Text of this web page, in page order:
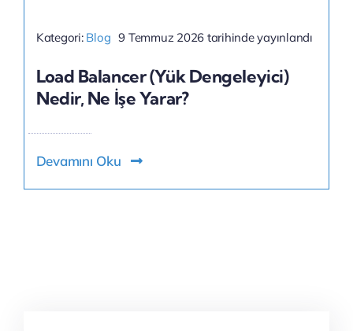
Kategori: Blog 9 Temmuz 2026 tarihinde yayınlandı
Load Balancer (Yük Dengeleyici)
Nedir, Ne İşe Yarar?
Devamını Oku